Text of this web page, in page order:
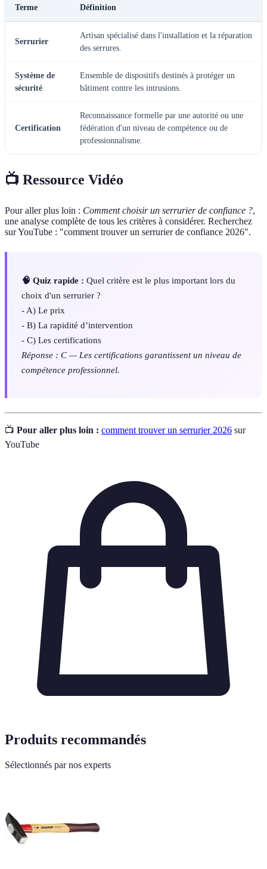
Terme Définition
Serrurier
Artisan spécialisé dans l'installation et la réparation
des serrures.
Système de
sécurité
Ensemble de dispositifs destinés à protéger un
bâtiment contre les intrusions.
Certification
Reconnaissance formelle par une autorité ou une
fédération d'un niveau de compétence ou de
professionnalisme.
📺 Ressource Vidéo
Pour aller plus loin : Comment choisir un serrurier de confiance ?,
une analyse complète de tous les critères à considérer. Recherchez
sur YouTube : "comment trouver un serrurier de confiance 2026".
🧠 Quiz rapide : Quel critère est le plus important lors du
choix d'un serrurier ?
- A) Le prix
- B) La rapidité d’intervention
- C) Les certifications
Réponse : C — Les certifications garantissent un niveau de
compétence professionnel.
📺 Pour aller plus loin : comment trouver un serrurier 2026 sur
YouTube
Produits recommandés
Sélectionnés par nos experts